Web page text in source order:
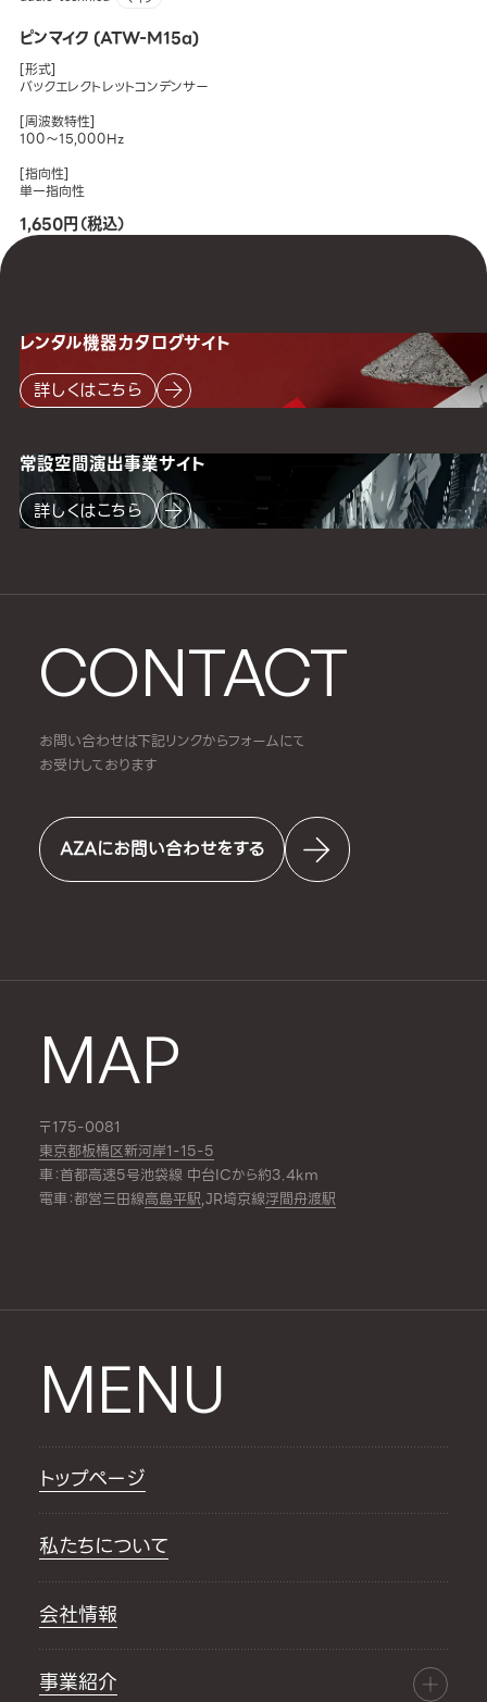
ピンマイク (ATW-M15a)
[形式]
バックエレクトレットコンデンサー
[周波数特性]
100～15,000Hz
[指向性]
単一指向性
1,650円（税込）
CONTACT
お問い合わせは下記リンクからフォームにて
お受けしております
AZAにお問い合わせをする
MAP
〒175-0081
東京都板橋区新河岸1-15-5
車：首都高速5号池袋線 中台ICから約3.4km
電車：都営三田線高島平駅,JR埼京線浮間舟渡駅
レンタル機器カタログサイト
詳しくはこちら
常設空間演出事業サイト
詳しくはこちら
MENU
トップページ
私たちについて
会社情報
事業紹介